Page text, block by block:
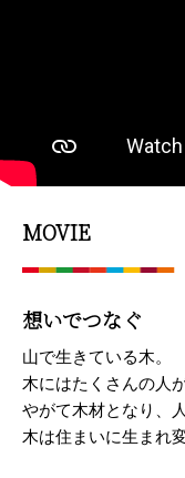
MOVIE
想いでつなぐ
山で生きている木。
木にはたくさんの人
やがて木材となり、
木は住まいに生まれ